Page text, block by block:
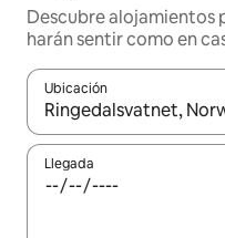
Descubre alojamientos
harán sentir como en
Ubicación
Cuando los resultados
Llegada